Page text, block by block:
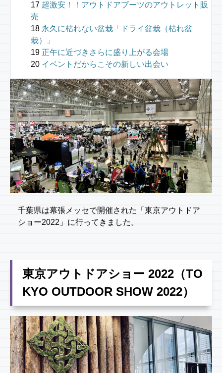
超激安！！アウトドアブーツのアウトレット販
売
永久に枯れない盆栽「ドライ盆栽（枯れ盆
栽）」
正午に近づきさらに盛り上がる会場
イベントだからこその新しい出会い
千葉県は幕張メッセで開催された「東京アウトドア
ショー2022」に行ってきました。
東京アウトドアショー 2022（TO
KYO OUTDOOR SHOW 2022）